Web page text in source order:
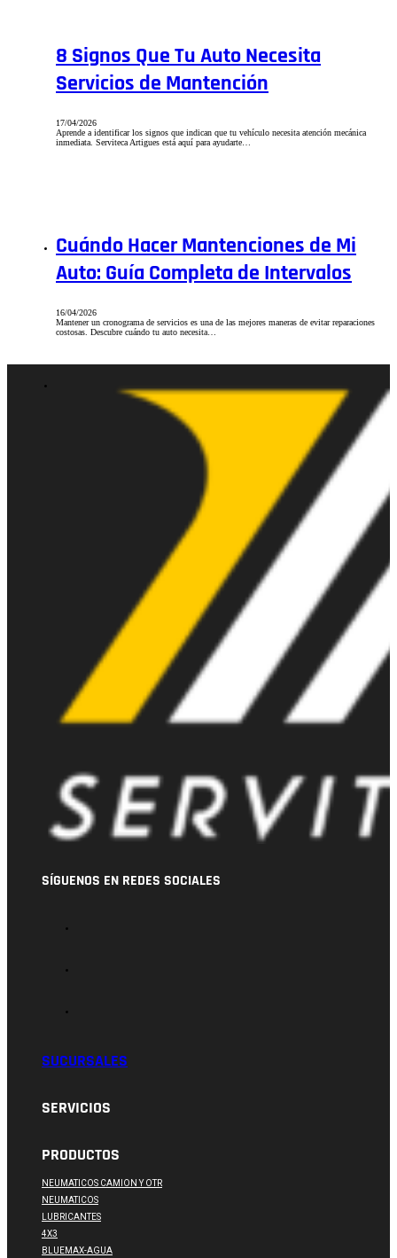
8 Signos Que Tu Auto Necesita
Servicios de Mantención
17/04/2026
Aprende a identificar los signos que indican que tu vehículo necesita atención mecánica
inmediata. Serviteca Artigues está aquí para ayudarte…
Cuándo Hacer Mantenciones de Mi
Auto: Guía Completa de Intervalos
16/04/2026
Mantener un cronograma de servicios es una de las mejores maneras de evitar reparaciones
costosas. Descubre cuándo tu auto necesita…
SÍGUENOS EN REDES SOCIALES
SUCURSALES
SERVICIOS
PRODUCTOS
NEUMATICOS CAMION Y OTR
NEUMATICOS
LUBRICANTES
4X3
BLUEMAX-AGUA